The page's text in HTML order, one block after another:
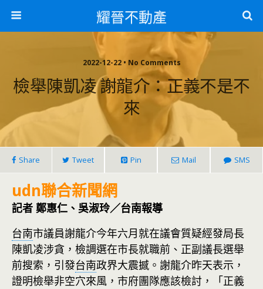
耀晉不動產
2022-12-22 • No Comments
檢舉陳凱凌 謝龍介：正義不是不
來
Share Tweet Pin Mail SMS
udn聯合新聞網
記者 鄭惠仁、吳淑玲／台南報導
台南市議員謝龍介今年六月就在議會質疑經發局長
陳凱凌涉貪，檢調選在市長就職前、正副議長選舉
前搜索，引發台南政界大震撼。謝龍介昨天表示，
證明檢舉非空穴來風，市府團隊應該檢討，「正義